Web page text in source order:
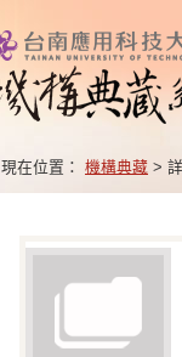
現在位置： 機構典藏 >